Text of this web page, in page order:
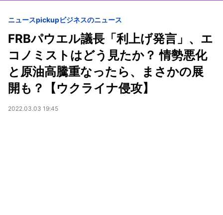
ニュースpickupビジネスのニュース
FRBパウエル議長「利上げ発言」、エ
コノミストはどう見たか？ 情勢悪化
と原油高騰重なったら、まさかの展
開も？【ウクライナ侵攻】
2022.03.03 19:45